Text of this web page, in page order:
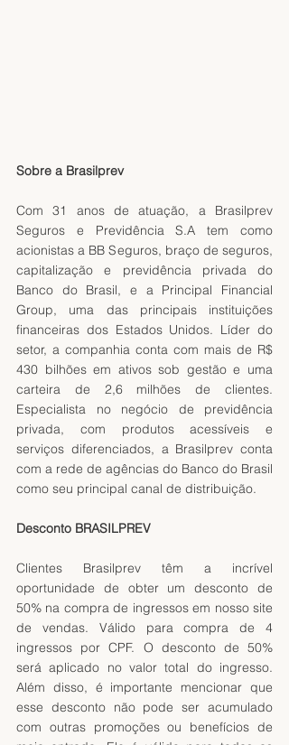
Sobre a Brasilprev
Com 31 anos de atuação, a Brasilprev
Seguros e Previdência S.A tem como
acionistas a BB Seguros, braço de seguros,
capitalização e previdência privada do
Banco do Brasil, e a Principal Financial
Group, uma das principais instituições
financeiras dos Estados Unidos. Líder do
setor, a companhia conta com mais de R$
430 bilhões em ativos sob gestão e uma
carteira de 2,6 milhões de clientes.
Especialista no negócio de previdência
privada, com produtos acessíveis e
serviços diferenciados, a Brasilprev conta
com a rede de agências do Banco do Brasil
como seu principal canal de distribuição.
Desconto BRASILPREV
Clientes Brasilprev têm a incrível
oportunidade de obter um desconto de
50% na compra de ingressos em nosso site
de vendas. Válido para compra de 4
ingressos por CPF. O desconto de 50%
será aplicado no valor total do ingresso.
Além disso, é importante mencionar que
esse desconto não pode ser acumulado
com outras promoções ou benefícios de